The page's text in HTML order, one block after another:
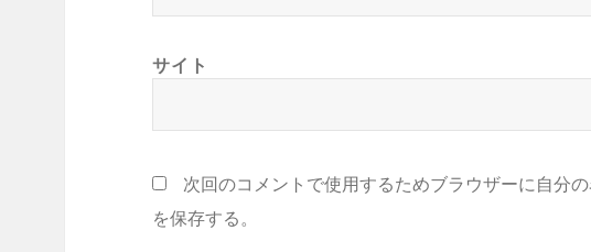
サイト
次回のコメントで使用するためブラウザーに自分
を保存する。